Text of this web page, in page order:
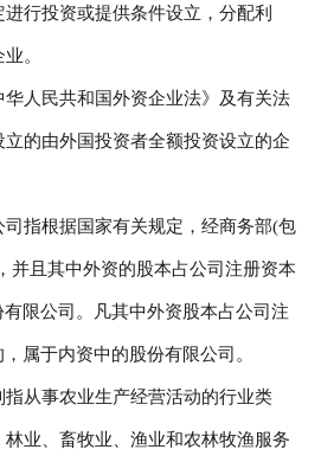
行投资或提供条件设立，分配利
。
人民共和国外资企业法》及有关法
的由外国投资者全额投资设立的企
指根据国家有关规定，经商务部(包
并且其中外资的股本占公司注册资本
限公司。凡其中外资股本占公司注
属于内资中的股份有限公司。
从事农业生产经营活动的行业类
业、畜牧业、渔业和农林牧渔服务